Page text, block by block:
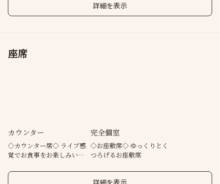
詳細を表示
座席
カウンター
◇カウンター席◇ ライブ感
覚でお食事をお楽しみいた
完全個室
◇お座敷席◇ ゆっくりとく
つろげるお座敷席
詳細を表示